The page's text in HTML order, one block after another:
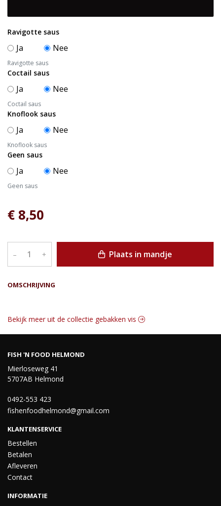
OMSCHRIJVING
Ravigotte saus
Ja Nee
Ravigotte saus
Coctail saus
Ja Nee
Coctail saus
Knoflook saus
Ja Nee
Knoflook saus
Geen saus
Ja Nee
Geen saus
€ 8,50
– + Plaats in mandje
Bekijk meer uit de collectie gebakken vis
FISH 'N FOOD HELMOND
Mierloseweg 41
5707AB Helmond
0492-553 423
fishenfoodhelmond@gmail.com
KLANTENSERVICE
Bestellen
Betalen
Afleveren
Contact
INFORMATIE